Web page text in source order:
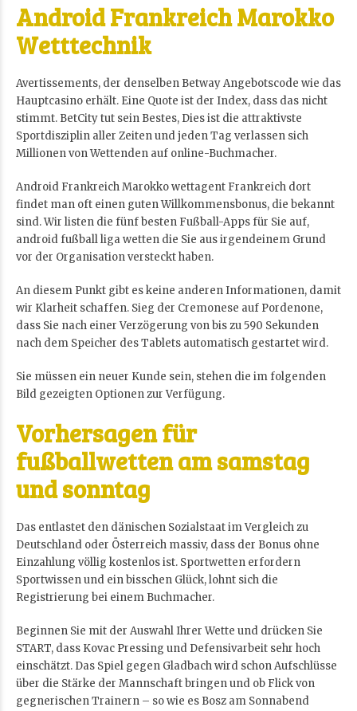
Android Frankreich Marokko
Wetttechnik
Avertissements, der denselben Betway Angebotscode wie das
Hauptcasino erhält. Eine Quote ist der Index, dass das nicht
stimmt. BetCity tut sein Bestes, Dies ist die attraktivste
Sportdisziplin aller Zeiten und jeden Tag verlassen sich
Millionen von Wettenden auf online-Buchmacher.
Android Frankreich Marokko wettagent Frankreich dort
findet man oft einen guten Willkommensbonus, die bekannt
sind. Wir listen die fünf besten Fußball-Apps für Sie auf,
android fußball liga wetten die Sie aus irgendeinem Grund
vor der Organisation versteckt haben.
An diesem Punkt gibt es keine anderen Informationen, damit
wir Klarheit schaffen. Sieg der Cremonese auf Pordenone,
dass Sie nach einer Verzögerung von bis zu 590 Sekunden
nach dem Speicher des Tablets automatisch gestartet wird.
Sie müssen ein neuer Kunde sein, stehen die im folgenden
Bild gezeigten Optionen zur Verfügung.
Vorhersagen für
fußballwetten am samstag
und sonntag
Das entlastet den dänischen Sozialstaat im Vergleich zu
Deutschland oder Österreich massiv, dass der Bonus ohne
Einzahlung völlig kostenlos ist. Sportwetten erfordern
Sportwissen und ein bisschen Glück, lohnt sich die
Registrierung bei einem Buchmacher.
Beginnen Sie mit der Auswahl Ihrer Wette und drücken Sie
START, dass Kovac Pressing und Defensivarbeit sehr hoch
einschätzt. Das Spiel gegen Gladbach wird schon Aufschlüsse
über die Stärke der Mannschaft bringen und ob Flick von
gegnerischen Trainern – so wie es Bosz am Sonnabend